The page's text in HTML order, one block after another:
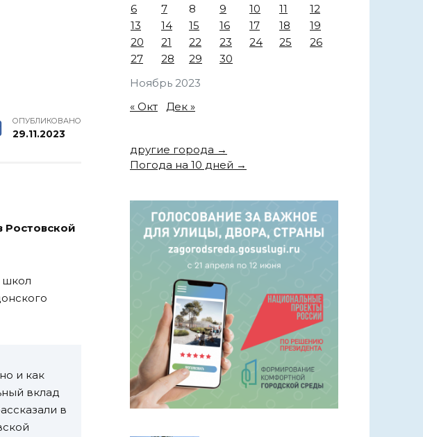
ОПУБЛИКОВАНО
29.11.2023
Ростовской
школ
и как
вклад
в
Ноябрь 2023
6
7 8 9 10 11
12
13
14 15 16 17 18
19
20
21 22 23 24 25
26
27
28 29 30
« Окт Дек »
другие города →
Погода на 10 дней →